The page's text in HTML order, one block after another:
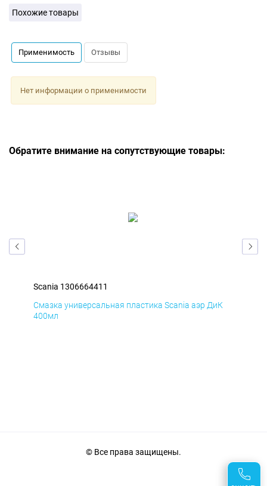
Похожие товары
Применимость Отзывы
Нет информации о применимости
Обратите внимание на сопутствующие товары:
Scania 1306664411
Смазка универсальная пластика Scania аэр ДиК
400мл
© Все права защищены.